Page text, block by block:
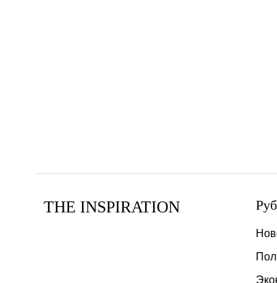
THE INSPIRATION